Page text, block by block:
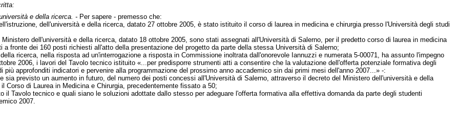
e della ricerca. -Per sapere - premesso che:
dell'università e della ricerca, datato 27 ottobre 2005, è stato istituito il corso di laurea in medicina e chirurgia presso l'Università degli studi
dell'università e della ricerca, datato 18 ottobre 2005, sono stati assegnati all'Università di Salerno, per il predetto corso di laurea in medicina
a fronte dei 160 posti richiesti all'atto della presentazione del progetto da parte della stessa Università di Salerno;
ricerca, nella risposta ad un'interrogazione a risposta in Commissione inoltrata dall'onorevole Iannuzzi e numerata 5-00071, ha assunto l'impegno
2006, i lavori del Tavolo tecnico istituito «...per predisporre strumenti atti a consentire che la valutazione dell'offerta potenziale formativa degli
più approfonditi indicatori e pervenire alla programmazione del prossimo anno accademico sin dai primi mesi dell'anno 2007...» -:
sia previsto un aumento in futuro, del numero dei posti concessi all'Università di Salerno, attraverso il decreto del Ministero dell'università e della
Corso di Laurea in Medicina e Chirurgia, precedentemente fissato a 50;
il Tavolo tecnico e quali siano le soluzioni adottate dallo stesso per adeguare l'offerta formativa alla effettiva domanda da parte degli studenti
2007.